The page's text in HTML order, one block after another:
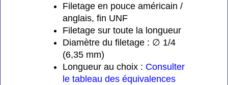
Filetage en pouce américain /
anglais, fin UNF
Filetage sur toute la longueur
Diamètre du filetage : ∅ 1/4
(6,35 mm)
Longueur au choix : Consulter
le tableau des équivalences